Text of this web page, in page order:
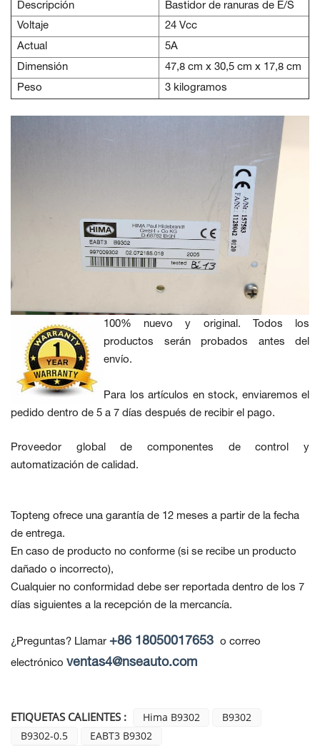
Descripción
Bastidor de ranuras de E/S
Voltaje
24 Vcc
Actual 5A
Dimensión 47,8 cm x 30,5 cm x 17,8 cm
Peso 3 kilogramos
100% nuevo y original. Todos los
productos serán probados antes del
envío.
Para los artículos en stock, enviaremos el
pedido dentro de 5 a 7 días después de recibir el pago.
Proveedor global de componentes de control y
automatización de calidad.
Topteng ofrece una garantía de 12 meses a partir de la fecha
de entrega.
En caso de producto no conforme (si se recibe un producto
dañado o incorrecto),
Cualquier no conformidad debe ser reportada dentro de los 7
días siguientes a la recepción de la mercancía.
¿Preguntas? Llamar +86 18050017653 o correo
electrónico ventas4@nseauto.com
ETIQUETAS CALIENTES : Hima B9302
B9302
B9302-0.5
EABT3 B9302